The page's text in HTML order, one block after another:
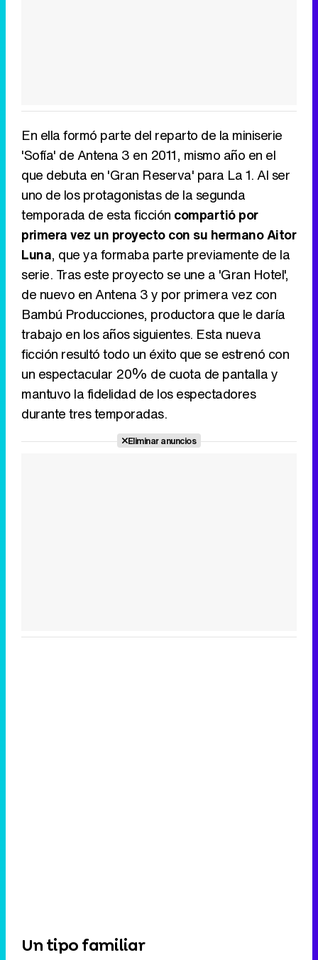
En ella formó parte del reparto de la miniserie
'Sofía' de Antena 3 en 2011, mismo año en el
que debuta en 'Gran Reserva' para La 1. Al ser
uno de los protagonistas de la segunda
temporada de esta ficción compartió por
primera vez un proyecto con su hermano Aitor
Luna, que ya formaba parte previamente de la
serie. Tras este proyecto se une a 'Gran Hotel',
de nuevo en Antena 3 y por primera vez con
Bambú Producciones, productora que le daría
trabajo en los años siguientes. Esta nueva
ficción resultó todo un éxito que se estrenó con
un espectacular 20% de cuota de pantalla y
mantuvo la fidelidad de los espectadores
durante tres temporadas.
Eliminar anuncios
Un tipo familiar